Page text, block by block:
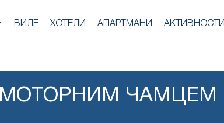
ВИЛЕ ХОТЕЛИ АПАРТМАНИ АКТИВНОСТИ
МОТОРНИМ ЧАМЦЕМ